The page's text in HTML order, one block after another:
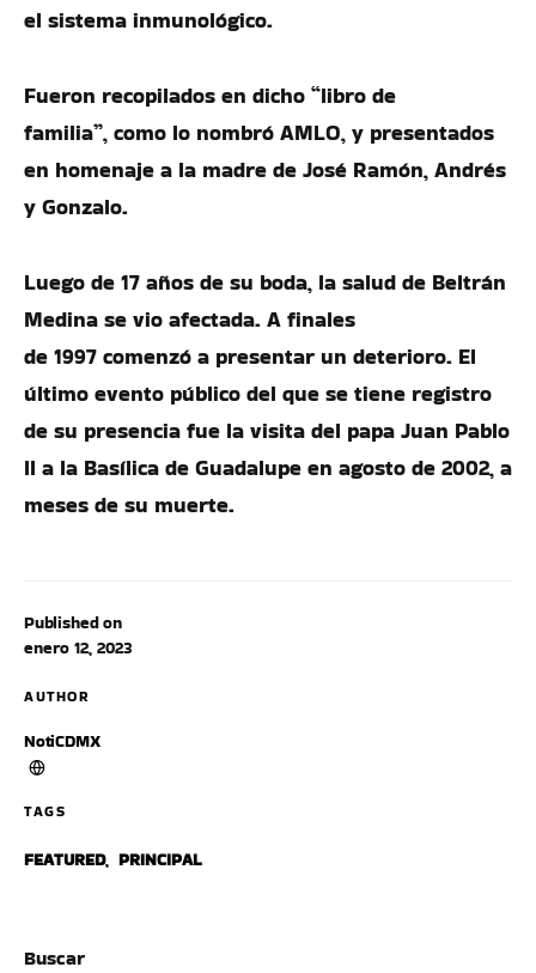
Published on
enero 12, 2023
AUTHOR
NotiCDMX
TAGS
FEATURED, PRINCIPAL
el sistema inmunológico.
Fueron recopilados en dicho “libro de
familia”, como lo nombró AMLO, y presentados
en homenaje a la madre de José Ramón, Andrés
y Gonzalo.
Luego de 17 años de su boda, la salud de Beltrán
Medina se vio afectada. A finales
de 1997 comenzó a presentar un deterioro. El
último evento público del que se tiene registro
de su presencia fue la visita del papa Juan Pablo
II a la Basílica de Guadalupe en agosto de 2002, a
meses de su muerte.
Buscar